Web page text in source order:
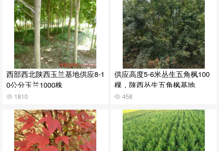
西部西北陕西玉兰基地供应8-1
0公分玉兰1000株
1810
供应高度5-6米丛生五角枫100
棵，陕西丛生五角枫基地
458